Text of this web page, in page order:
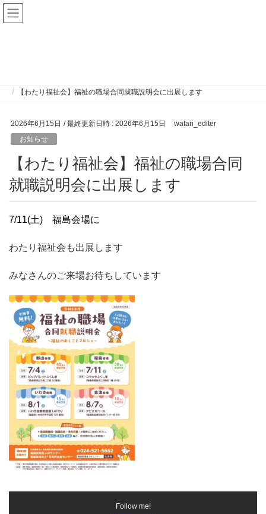
【わたり福祉会】福祉の職場合同就職説明会に出展します
2026年6月15日 / 最終更新日時 : 2026年6月15日
watari_editer
お知らせ
【わたり福祉会】福祉の職場合同
就職説明会に出展します
7/11(土) 福島会場に
わたり福祉会も出展します
みなさんのご来場お待ちしています
Follow me!